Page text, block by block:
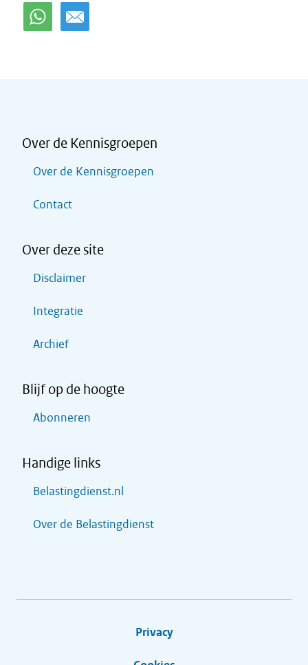
Over de Kennisgroepen
Over de Kennisgroepen
Contact
Over deze site
Disclaimer
Integratie
Archief
Blijf op de hoogte
Abonneren
Handige links
Belastingdienst.nl
Over de Belastingdienst
Privacy